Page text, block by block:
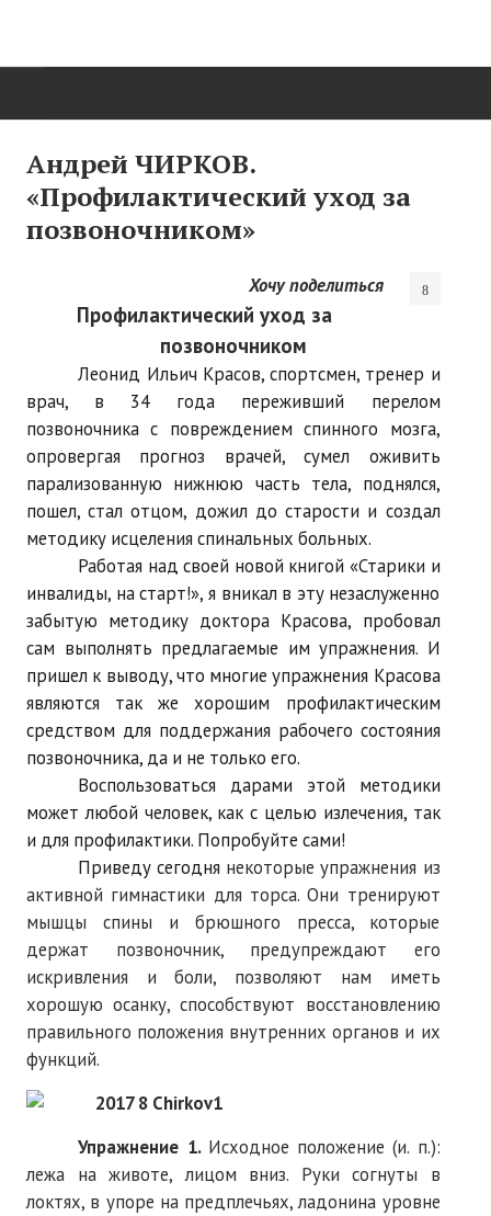
Нас поздравляют...
Там, где мы бывали...
О журнале
Памяти Игоря Сосновского
Презентация новых книг
Редакционный совет
Нам пишут
Политика обработки персональных данных
Согласие на обработку персональных данных
АРХИВ
2025 г.
№ 11
№ 12
№ 2
№ 3
№ 4
№ 5
№ 8
Андрей ЧИРКОВ.
«Профилактический уход за
позвоночником»
Хочу поделиться
Профилактический уход за
позвоночником
Леонид Ильич Красов, спортсмен, тренер и
врач, в 34 года переживший перелом
позвоночника с повреждением спинного мозга,
опровергая прогноз врачей, сумел оживить
парализованную нижнюю часть тела, поднялся,
пошел, стал отцом, дожил до старости и создал
методику исцеления спинальных больных.
Работая над своей новой книгой «Старики и
инвалиды, на старт!», я вникал в эту незаслуженно
забытую методику доктора Красова, пробовал
сам выполнять предлагаемые им упражнения. И
пришел к выводу, что многие упражнения Красова
являются так же хорошим профилактическим
средством для поддержания рабочего состояния
позвоночника, да и не только его.
Воспользоваться дарами этой методики
может любой человек, как с целью излечения, так
и для профилактики. Попробуйте сами!
Приведу сегодня некоторые упражнения из
активной гимнастики для торса. Они тренируют
мышцы спины и брюшного пресса, которые
держат позвоночник, предупреждают его
искривления и боли, позволяют нам иметь
хорошую осанку, способствуют восстановлению
правильного положения внутренних органов и их
функций.
Упражнение 1. Исходное положение (и. п.):
лежа на животе, лицом вниз. Руки согнуты в
локтях, в упоре на предплечьях, ладонина уровне